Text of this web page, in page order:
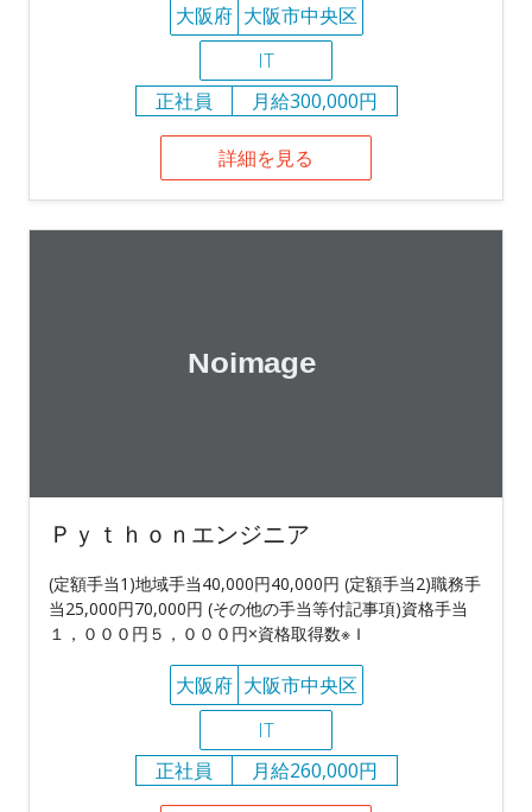
大阪府 大阪市中央区
IT
正社員
月給300,000円
詳細を見る
Ｐｙｔｈｏｎエンジニア
(定額手当1)地域手当40,000円40,000円 (定額手当2)職務手
当25,000円70,000円 (その他の手当等付記事項)資格手当
１，０００円５，０００円×資格取得数※Ｉ
大阪府 大阪市中央区
IT
正社員
月給260,000円